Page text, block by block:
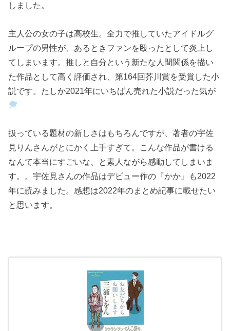
しました。
主人公の女の子は高校生。全力で推していたアイドルグ
ループの男性が、あるときファンを殴ったとして炎上し
てしまいます。推しと自分という新たな人間関係を描い
た作品として高く評価され、第164回芥川賞を受賞した小
説です。たしか2021年にいちばん売れた小説だった気が
扱っている題材の新しさはもちろんですが、著者の宇佐
見りんさんがとにかく上手すぎて。こんな作品が書ける
なんて本当にすごいな、と素人ながら感動してしまいま
す。。宇佐見さんの作品はデビュー作の『かか』も2022
年に読みました。感想は2022年のまとめ記事に載せたい
と思います。